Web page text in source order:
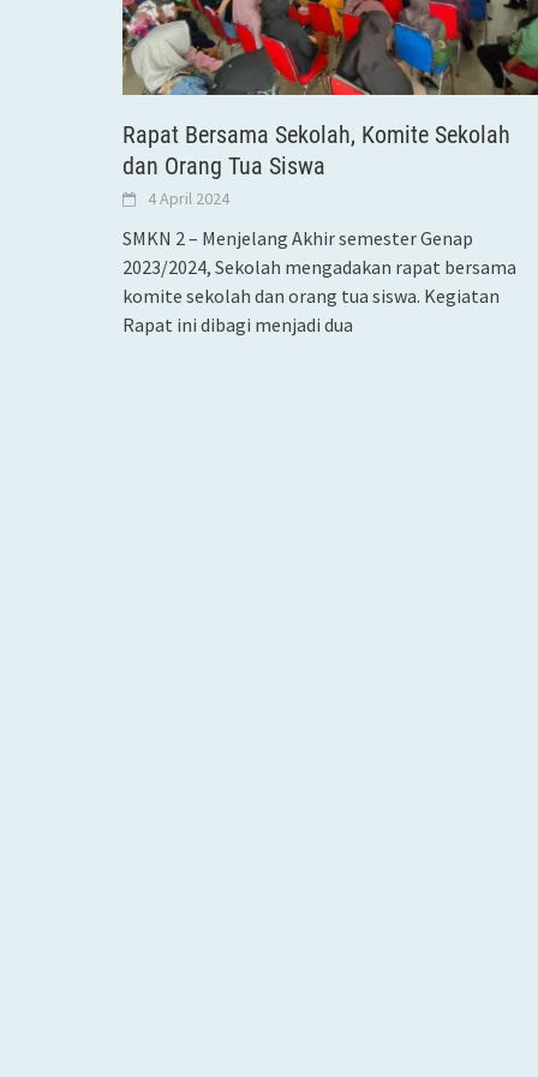
Rapat Bersama Sekolah, Komite Sekolah
dan Orang Tua Siswa
4 April 2024
SMKN 2 – Menjelang Akhir semester Genap
2023/2024, Sekolah mengadakan rapat bersama
komite sekolah dan orang tua siswa. Kegiatan
Rapat ini dibagi menjadi dua